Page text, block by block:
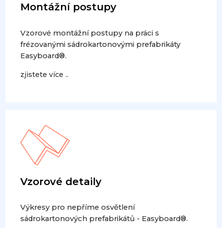
Montážní postupy
Vzorové montážní postupy na práci s
frézovanými sádrokartonovými prefabrikáty
Easyboard®.
zjistete více ..
Vzorové detaily
Výkresy pro nepříme osvětlení
sádrokartonových prefabrikátů - Easyboard®.